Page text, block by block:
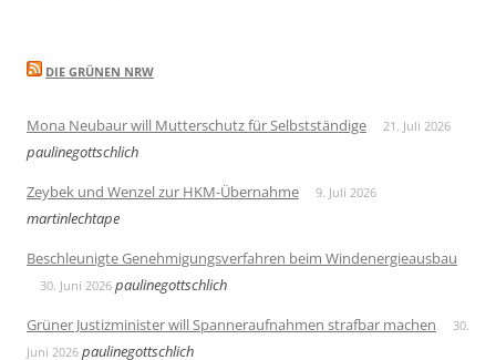
DIE GRÜNEN NRW
Mona Neubaur will Mutterschutz für Selbstständige 21. Juli 2026
paulinegottschlich
Zeybek und Wenzel zur HKM-Übernahme
9. Juli 2026
martinlechtape
Beschleunigte Genehmigungsverfahren beim Windenergieausbau
30. Juni 2026 paulinegottschlich
Grüner Justizminister will Spanneraufnahmen strafbar machen
30.
Juni 2026 paulinegottschlich